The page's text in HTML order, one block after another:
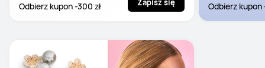
Odbierz kupon -300 zł Zapisz się Odbierz kupon